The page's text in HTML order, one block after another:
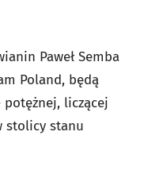
Paweł Semba
Poland, będą
potężnej, liczącej
stolicy stanu